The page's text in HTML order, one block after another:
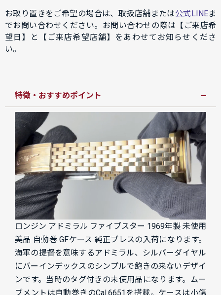
お取り置きをご希望の場合は、取扱店舗または公式LINEま
でお問い合わせください。お問い合わせの際は【ご来店希
望日】と【ご来店希望店舗】をあわせてお知らせくださ
い。
特徴・おすすめポイント
ロンジン アドミラル ファイブスター 1969年製 未使用
美品 自動巻 GFケース 純正ブレスの入荷になります。
海軍の提督を意味するアドミラル、シルバーダイヤル
にバーインデックスのシンプルで飽きの来ないデザイ
ンです。当時のタグ付きの未使用品になります。ムー
ブメントは自動巻きのCal.6651を搭載。ケースは小傷